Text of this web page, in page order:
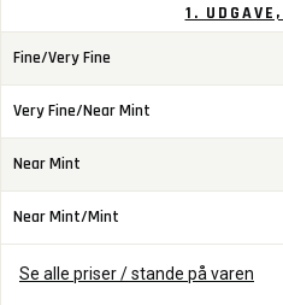
1.
Fine/Very Fine
Very Fine/Near Mint
Near Mint
Near Mint/Mint
Se alle priser / stande på varen